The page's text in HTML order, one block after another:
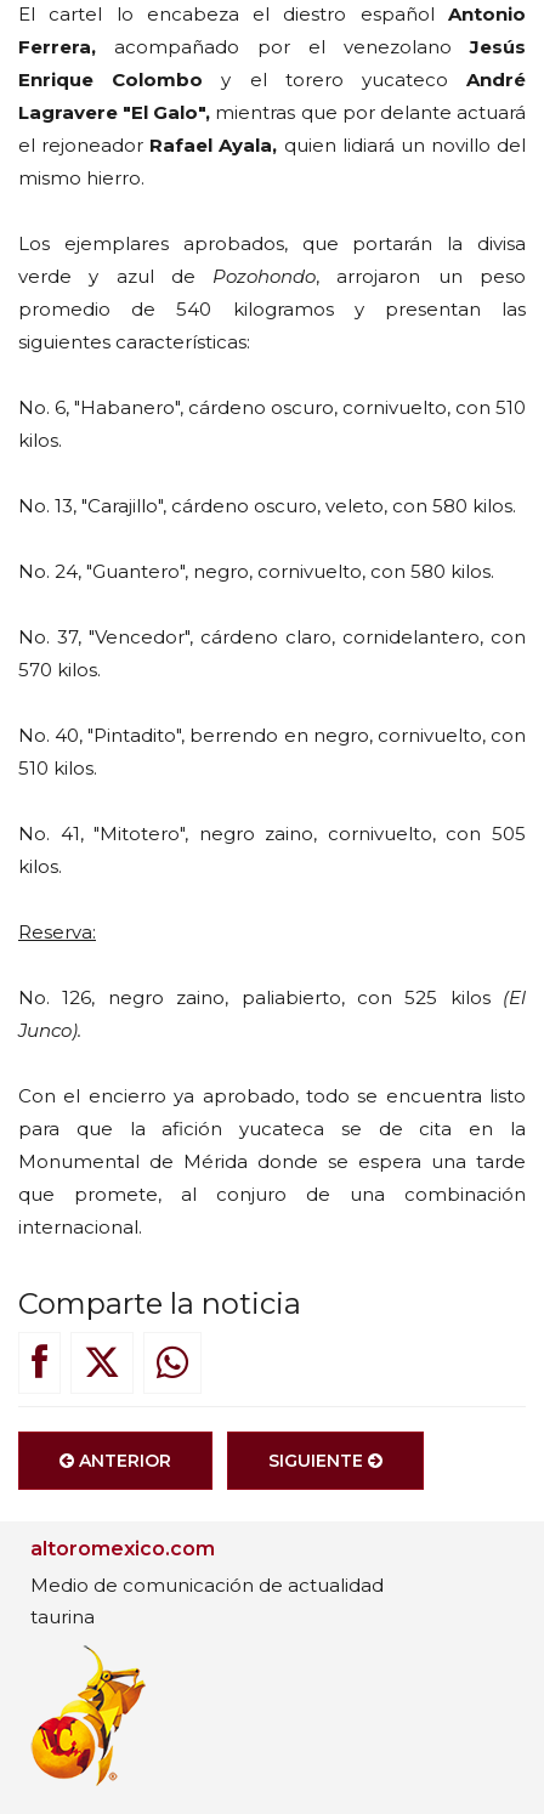
El cartel lo encabeza el diestro español Antonio
Ferrera, acompañado por el venezolanoJesús
Enrique Colombo y el torero yucatecoAndré
Lagravere "El Galo", mientras que por delante actuará
el rejoneador Rafael Ayala, quien lidiará un novillo del
mismo hierro.
Los ejemplares aprobados, que portarán la divisa
verde y azul de Pozohondo, arrojaron un peso
promedio de 540 kilogramos y presentan las
siguientes características:
No. 6, "Habanero", cárdeno oscuro, cornivuelto, con 510
kilos.
No. 13, "Carajillo", cárdeno oscuro, veleto, con 580 kilos.
No. 24, "Guantero", negro, cornivuelto, con 580 kilos.
No. 37, "Vencedor", cárdeno claro, cornidelantero, con
570 kilos.
No. 40, "Pintadito", berrendo en negro, cornivuelto, con
510 kilos.
No. 41, "Mitotero", negro zaino, cornivuelto, con 505
kilos.
Reserva:
No. 126, negro zaino, paliabierto, con 525 kilos (El
Junco).
Con el encierro ya aprobado, todo se encuentra listo
para que la afición yucateca se de cita en la
Monumental de Mérida donde se espera una tarde
que promete, al conjuro de una combinación
internacional.
Comparte la noticia
ANTERIOR SIGUIENTE
altoromexico.com
Medio de comunicación de actualidad
taurina